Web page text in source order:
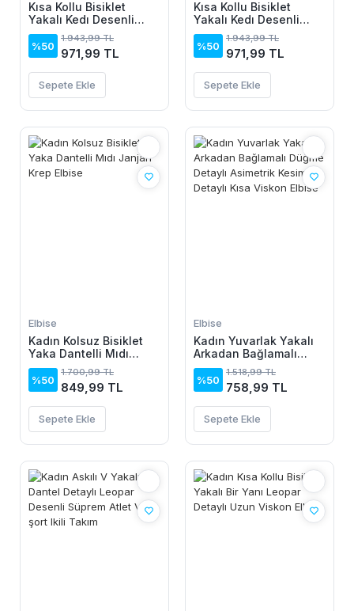
Kısa Kollu Bisiklet
Yakalı Kedı Desenli
Midi Vıskon Elbise
%50
1.943,99 TL
971,99 TL
Sepete Ekle
Kısa Kollu Bisiklet
Yakalı Kedı Desenli
Midi Vıskon Elbise
%50
1.943,99 TL
971,99 TL
Sepete Ekle
Elbise
Kadın Kolsuz Bisiklet
Yaka Dantelli Mıdı
Janjan Krep Elbise
%50
1.700,99 TL
849,99 TL
Sepete Ekle
Elbise
Kadın Yuvarlak Yakalı
Arkadan Bağlamalı
Düğme Detaylı
Asimetrik Kesim Detaylı
Kısa Viskon Elbise
%50
1.518,99 TL
758,99 TL
Sepete Ekle